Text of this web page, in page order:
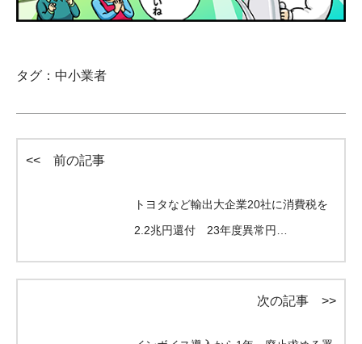
タグ： 中小業者
<< 前の記事
トヨタなど輸出大企業20社に消費税を
2.2兆円還付 23年度異常円…
次の記事 >>